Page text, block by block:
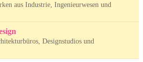
aus Industrie, Ingenieurwesen und
Designstudios und